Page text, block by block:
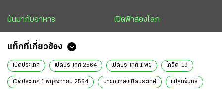
มันมากับอาหาร เปิดฟ้าส่องโลก
แท็กที่เกี่ยวข้อง
เปิดประเทศ เปิดประเทศ 2564 เปิดประเทศ 1 พย โควิด-19
เปิดประเทศ 1 พฤศจิกายน 2564 นายกแถลงเปิดประเทศ แม่ลูกจันทร์